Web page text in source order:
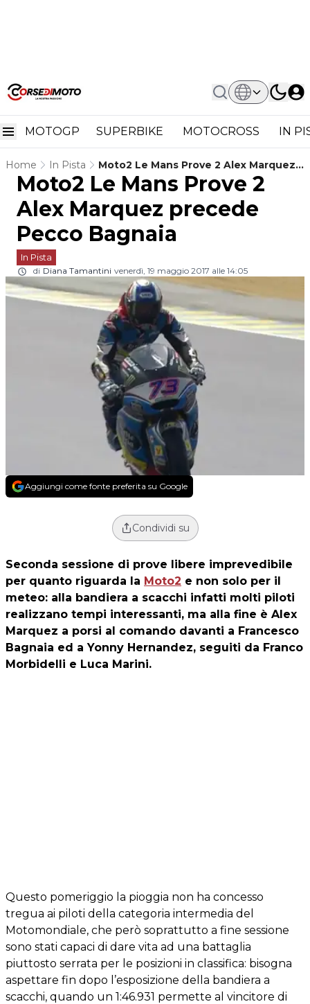
MOTOGP SUPERBIKE MOTOCROSS IN
Home In Pista
Moto2 Le Mans Prove 2 Alex Marquez
Precede Pecco Bagnaia
Moto2 Le Mans Prove 2
Alex Marquez precede
Pecco Bagnaia
In Pista
di Diana Tamantini venerdì, 19 maggio 2017 alle 14:05
Aggiungi come fonte preferita su Google
Condividi su
Seconda sessione di prove libere imprevedibile
per quanto riguarda la Moto2 e non solo per il
meteo: alla bandiera a scacchi infatti molti piloti
realizzano tempi interessanti, ma alla fine è Alex
Marquez a porsi al comando davanti a Francesco
Bagnaia ed a Yonny Hernandez, seguiti da Franco
Morbidelli e Luca Marini.
Questo pomeriggio la pioggia non ha concesso
tregua ai piloti della categoria intermedia del
Motomondiale, che però soprattutto a fine sessione
sono stati capaci di dare vita ad una battaglia
piuttosto serrata per le posizioni in classifica: bisogna
aspettare fin dopo l’esposizione della bandiera a
scacchi, quando un 1:46.931 permette al vincitore di